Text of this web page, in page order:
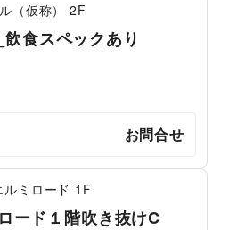
（仮称） 2F
食スペックあり
お問合せ
ミロード 1F
ード１階吹き抜けC